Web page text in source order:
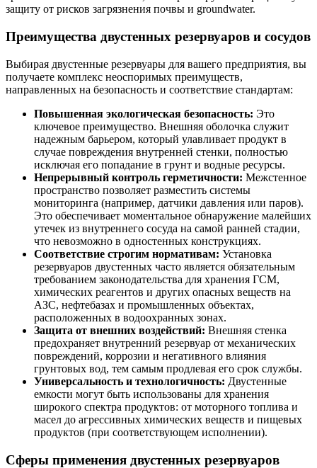
защиту от рисков загрязнения почвы и groundwater.
Преимущества двустенных резервуаров и сосудов
Выбирая двустенные резервуары для вашего предприятия, вы
получаете комплекс неоспоримых преимуществ,
направленных на безопасность и соответствие стандартам:
Повышенная экологическая безопасность: Это
ключевое преимущество. Внешняя оболочка служит
надежным барьером, который улавливает продукт в
случае повреждения внутренней стенки, полностью
исключая его попадание в грунт и водные ресурсы.
Непрерывный контроль герметичности: Межстенное
пространство позволяет разместить системы
мониторинга (например, датчики давления или паров).
Это обеспечивает моментальное обнаружение малейших
утечек из внутреннего сосуда на самой ранней стадии,
что невозможно в одностенных конструкциях.
Соответствие строгим нормативам: Установка
резервуаров двустенных часто является обязательным
требованием законодательства для хранения ГСМ,
химических реагентов и других опасных веществ на
АЗС, нефтебазах и промышленных объектах,
расположенных в водоохранных зонах.
Защита от внешних воздействий: Внешняя стенка
предохраняет внутренний резервуар от механических
повреждений, коррозии и негативного влияния
грунтовых вод, тем самым продлевая его срок службы.
Универсальность и технологичность: Двустенные
емкости могут быть использованы для хранения
широкого спектра продуктов: от моторного топлива и
масел до агрессивных химических веществ и пищевых
продуктов (при соответствующем исполнении).
Сферы применения двустенных резервуаров